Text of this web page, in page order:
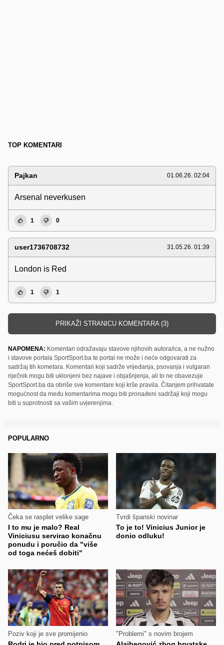
TOP KOMENTARI
Pajkan 01.06.26. 02:04
Arsenal neverkusen
1 0
user1736708732 31.05.26. 01:39
London is Red
1 1
PRIKAŽI STRANICU KOMENTARA (3)
NAPOMENA: Komentari odražavaju stavove njihovih autora/ica, a ne nužno
i stavove portala SportSport.ba te portal ne može i neće odgovarati za
sadržaj tih kometara. Komentari koji sadrže vrijeđanja, psovanja i vulgaran
riječnik mogu biti uklonjeni bez najave i objašnjenja, ali to ne obavezuje
SportSport.ba da obriše sve komentare koji krše pravila. Čitanjem prihvatate
mogućnost da među komentarima mogu biti pronađeni sadržaji koji mogu
biti u suprotnosti sa vašim uvjerenjima.
POPULARNO
Čeka se rasplet velike sage
I to mu je malo? Real
Viniciusu servirao konačnu
ponudu i poručio da "više
od toga nećeš dobiti"
Tvrdi španski novinar
To je to! Vinicius Junior je
donio odluku!
Poziv koji je sve promijenio "Problemi" s novim brojem